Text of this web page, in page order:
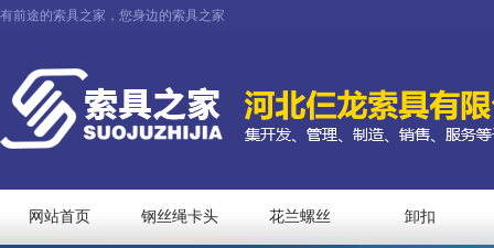
有前途的索具之家，您身边的索具之家
网站首页 钢丝绳卡头 花兰螺丝 卸扣